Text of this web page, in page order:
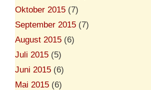
Oktober 2015 (7)
September 2015 (7)
August 2015 (6)
Juli 2015 (5)
Juni 2015 (6)
Mai 2015 (6)